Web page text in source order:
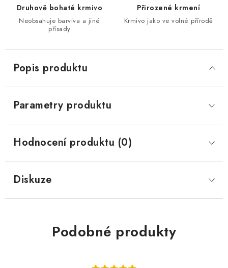
Druhově bohaté krmivo
Neobsahuje barviva a jiné
přísady
Přirozené krmení
Krmivo jako ve volné přírodě
Popis produktu
Parametry produktu
Hodnocení produktu (0)
Diskuze
Podobné produkty